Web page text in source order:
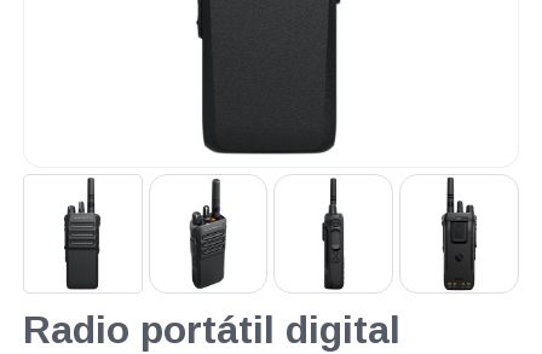
Radio portátil digital